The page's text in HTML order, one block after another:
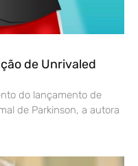
de Unrivaled
do lançamento de
de Parkinson, a autora